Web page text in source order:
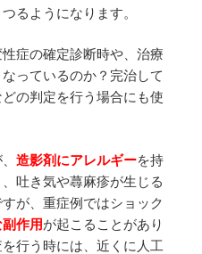
るようになります。
症の確定診断時や、治療
っているのか？完治して
の判定を行う場合にも使
造影剤にアレルギーを持
吐き気や蕁麻疹が生じる
が、重症例ではショック
作用が起こることがあり
行う時には、近くに人工